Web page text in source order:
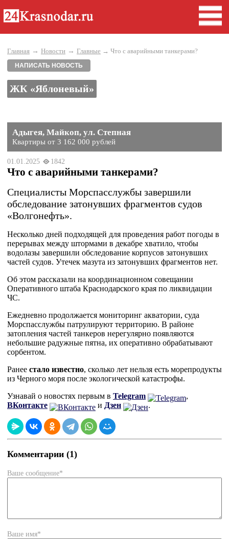
Главная → Новости → Главные → Что с аварийными танкерами?
НАПИСАТЬ НОВОСТЬ
ЖК «Яблоневый»
Адыгея, Майкоп, ул. Степная
Квартиры от 3 162 000 рублей
01.01.2025 1842
Что с аварийными танкерами?
Специалисты Морспасслужбы завершили
обследование затонувших фрагментов судов
«Волгонефть».
Несколько дней подходящей для проведения работ погоды в
перерывах между штормами в декабре хватило, чтобы
водолазы завершили обследование корпусов затонувших
частей судов. Утечек мазута из затонувших фрагментов нет.
Об этом рассказали на координационном совещании
Оперативного штаба Краснодарского края по ликвидации
ЧС.
Ежедневно продолжается мониторинг акватории, суда
Морспасслужбы патрулируют территорию. В районе
затопления частей танкеров нерегулярно появляются
небольшие радужные пятна, их оперативно обрабатывают
сорбентом.
Ранее стало известно, сколько лет нельзя есть морепродукты
из Черного моря после экологической катастрофы.
Узнавай о новостях первым в Telegram
,
ВКонтакте
и Дзен .
Комментарии (1)
Ваше сообщение*
Ваше имя*